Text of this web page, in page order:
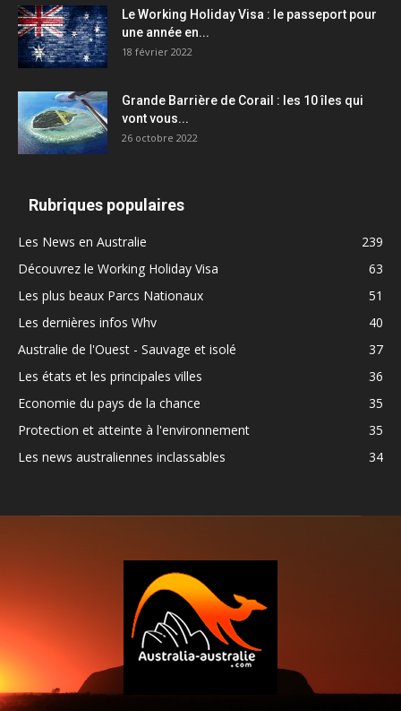
Le Working Holiday Visa : le passeport pour
une année en...
18 février 2022
Grande Barrière de Corail : les 10 îles qui
vont vous...
26 octobre 2022
Rubriques populaires
Les News en Australie
239
Découvrez le Working Holiday Visa
63
Les plus beaux Parcs Nationaux
51
Les dernières infos Whv
40
Australie de l'Ouest - Sauvage et isolé
37
Les états et les principales villes
36
Economie du pays de la chance
35
Protection et atteinte à l'environnement
35
Les news australiennes inclassables
34